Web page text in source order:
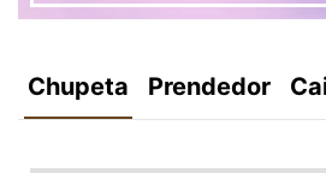
Chupeta Prendedor